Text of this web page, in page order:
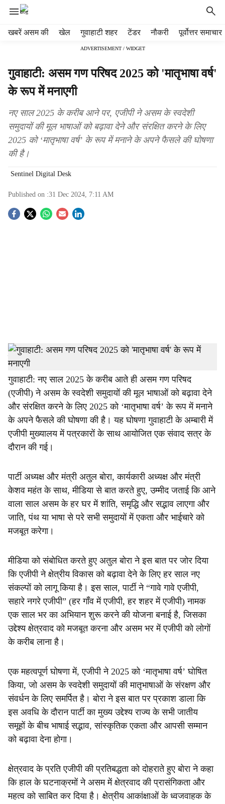
खबरें असम की खेल गुवाहाटी शहर टेंडर नौकरी पूर्वोत्तर समाचार
ADVERTISEMENT / WIDGET
गुवाहाटी: असम गण परिषद 2025 को 'मातृभाषा वर्ष'
के रूप में मनाएगी
नए साल 2025 के करीब आने पर, एजीपी ने असम के स्वदेशी
समुदायों की मूल भाषाओं को बढ़ावा देने और संरक्षित करने के लिए
2025 को ‘मातृभाषा वर्ष’ के रूप में मनाने के अपने फैसले की घोषणा
की है।
Sentinel Digital Desk
Published on :31 Dec 2024, 7:11 AM
S
h
a
r
e
स्टाफ रिपोर्टर
गुवाहाटी: नए साल 2025 के करीब आते ही असम गण परिषद
(एजीपी) ने असम के स्वदेशी समुदायों की मूल भाषाओं को बढ़ावा देने
और संरक्षित करने के लिए 2025 को ‘मातृभाषा वर्ष’ के रूप में मनाने
के अपने फैसले की घोषणा की है। यह घोषणा गुवाहाटी के अम्बारी में
एजीपी मुख्यालय में पत्रकारों के साथ आयोजित एक संवाद सत्र के
दौरान की गई।
पार्टी अध्यक्ष और मंत्री अतुल बोरा, कार्यकारी अध्यक्ष और मंत्री
केशव महंत के साथ, मीडिया से बात करते हुए, उम्मीद जताई कि आने
वाला साल असम के हर घर में शांति, समृद्धि और सद्भाव लाएगा और
जाति, पंथ या भाषा से परे सभी समुदायों में एकता और भाईचारे को
मजबूत करेगा।
मीडिया को संबोधित करते हुए अतुल बोरा ने इस बात पर जोर दिया
कि एजीपी ने क्षेत्रीय विकास को बढ़ावा देने के लिए हर साल नए
संकल्पों को लागू किया है। इस साल, पार्टी ने “गावे गावे एजीपी,
सहारे नगरे एजीपी” (हर गाँव में एजीपी, हर शहर में एजीपी) नामक
एक साल भर का अभियान शुरू करने की योजना बनाई है, जिसका
उद्देश्य क्षेत्रवाद को मजबूत करना और असम भर में एजीपी को लोगों
के करीब लाना है।
एक महत्वपूर्ण घोषणा में, एजीपी ने 2025 को ‘मातृभाषा वर्ष’ घोषित
किया, जो असम के स्वदेशी समुदायों की मातृभाषाओं के संरक्षण और
संवर्धन के लिए समर्पित है। बोरा ने इस बात पर प्रकाश डाला कि
इस अवधि के दौरान पार्टी का मुख्य उद्देश्य राज्य के सभी जातीय
समूहों के बीच भाषाई सद्भाव, सांस्कृतिक एकता और आपसी सम्मान
को बढ़ावा देना होगा।
क्षेत्रवाद के प्रति एजीपी की प्रतिबद्धता को दोहराते हुए बोरा ने कहा
कि हाल के घटनाक्रमों ने असम में क्षेत्रवाद की प्रासंगिकता और
महत्व को साबित कर दिया है। क्षेत्रीय आकांक्षाओं के ध्वजवाहक के